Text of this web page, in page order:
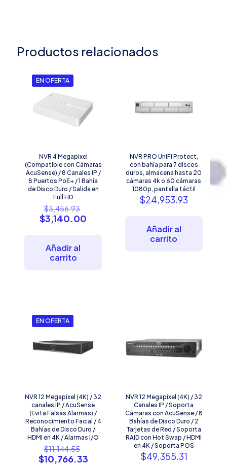
Productos relacionados
EN OFERTA
NVR 4 Megapixel
(Compatible con Cámaras
AcuSense) / 8 Canales IP /
8 Puertos PoE+ / 1 Bahía
de Disco Duro / Salida en
Full HD
$3,456.93
precio
original
$3,140.00
Añadir al
carrito
NVR PRO UniFi Protect,
con bahía para 7 discos
duros, almacena hasta 20
cámaras 4k o 60 cámaras
1080p, pantalla táctil
$24,953.93
Añadir al
carrito
EN OFERTA
NVR 12 Megapixel (4K) / 32
canales IP / AcuSense
(Evita Falsas Alarmas) /
Reconocimiento Facial / 4
Bahías de Disco Duro /
HDMI en 4K / Alarmas I/O
$11,144.55
precio
$10,766.33El
NVR 12 Megapixel (4K) / 32
Canales IP / Soporta
Cámaras con AcuSense / 8
Bahías de Disco Duro / 2
Tarjetas de Red / Soporta
RAID con Hot Swap / HDMI
en 4K / Soporta POS
$49,355.31